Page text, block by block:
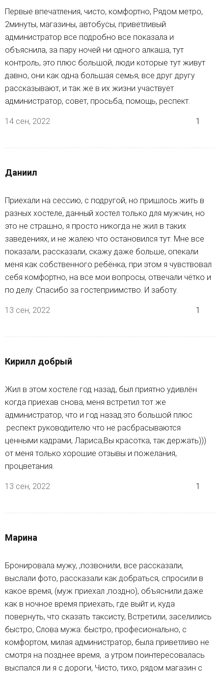
Первые впечатления, чисто, комфортно, Рядом метро,
2минуты, магазины, автобусы, приветливый
администратор все подробно все показала и
объяснила, за пару ночей ни одного алкаша, тут
контроль, это плюс большой, люди которые тут живут
давно, они как одна большая семья, все друг другу
рассказывают, и так же в их жизни участвует
администратор, совет, просьба, помощь, респект.
14 сен, 2022 1
Даниил
Приехали на сессию, с подругой, но пришлось жить в
разных хостеле, данный хостел только для мужчин, но
это не страшно, я просто никогда не жил в таких
заведениях, и не жалею что остановился тут. Мне все
показали, рассказали, скажу даже больше, опекали
меня как собственного ребёнка, при этом я чувствовал
себя комфортно, на все мои вопросы, отвечали чётко и
по делу. Спасибо за гостеприимство. И заботу.
13 сен, 2022 1
Кирилл добрый
Жил в этом хостеле год назад, был приятно удивлён
когда приехав снова, меня встретил тот же
администратор, что и год назад.это большой плюс
.респект руководителю что не расбрасываются
ценными кадрами, Лариса,Вы красотка, так держать)))
от меня только хорошие отзывы и пожелания,
процветания.
13 сен, 2022 1
Марина
Бронировала мужу, ,позвонили, все рассказали,
выслали фото, рассказали как добраться, спросили в
какое время, (муж приехал ,поздно), объяснили даже
как в ночное время приехать, где выйт и, куда
повернуть, что сказать таксисту, Встретили, заселились
быстро, Слова мужа: быстро, професионально, с
комфортом, милая администратор, была приветливо не
смотря на позднее время, .а утром поинтересовалась
выспался ли я с дороги, Чисто, тихо, рядом магазин с